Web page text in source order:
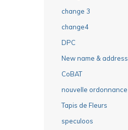
change 3
change4
DPC
New name & address
CoBAT
nouvelle ordonnance
Tapis de Fleurs
speculoos